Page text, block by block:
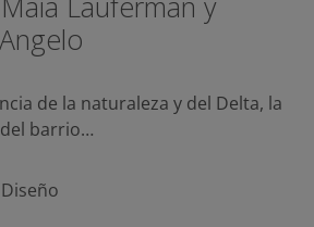
de la naturaleza y del Delta, la
barrio…
Diseño